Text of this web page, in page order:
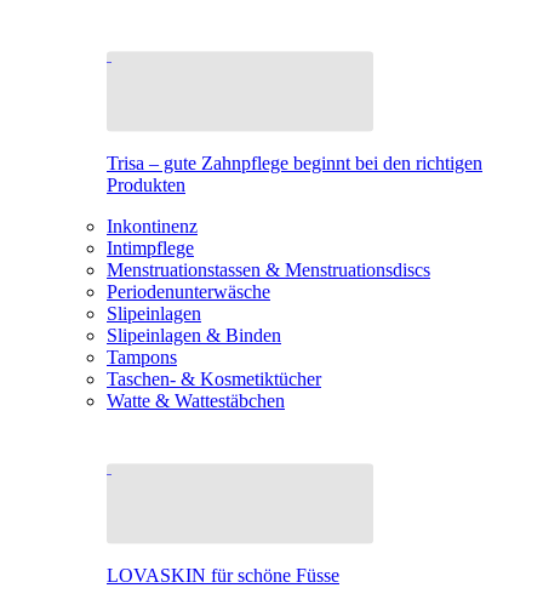
Trisa – gute Zahnpflege beginnt bei den richtigen
Produkten
Inkontinenz
Intimpflege
Menstruationstassen & Menstruationsdiscs
Periodenunterwäsche
Slipeinlagen
Slipeinlagen & Binden
Tampons
Taschen- & Kosmetiktücher
Watte & Wattestäbchen
LOVASKIN für schöne Füsse